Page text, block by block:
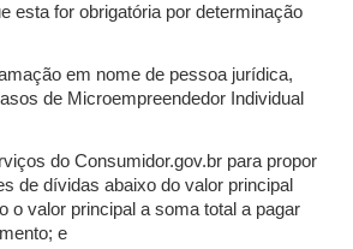
esta for obrigatória por determinação
em nome de pessoa jurídica,
de Microempreendedor Individual
do Consumidor.gov.br para propor
de dívidas abaixo do valor principal
o valor principal a soma total a pagar
e